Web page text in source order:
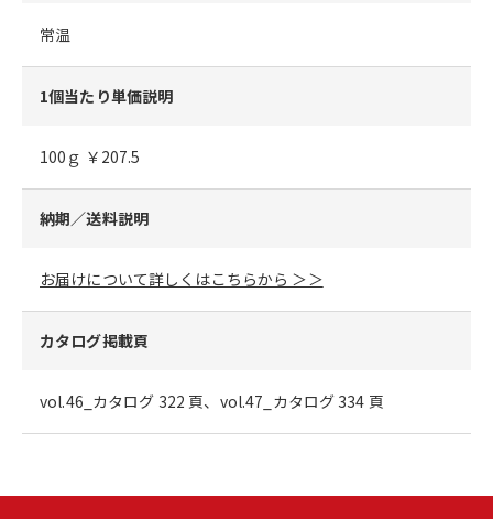
常温
1個当たり単価説明
100ｇ ￥207.5
納期／送料説明
お届けについて詳しくはこちらから ＞＞
カタログ掲載頁
vol.46_カタログ 322 頁、vol.47_カタログ 334 頁